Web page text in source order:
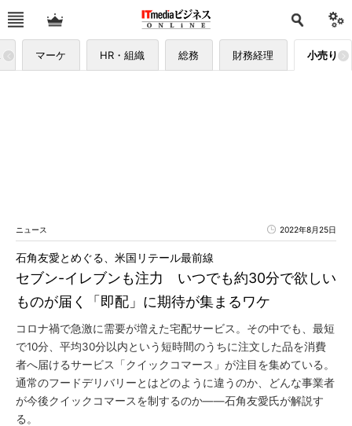
マーケ HR・組織 総務 財務経理 小売り
ニュース 2022年8月25日
セブン-イレブンも注力 いつでも約30分で欲しい
ものが届く「即配」に期待が集まるワケ
石角友愛とめぐる、米国リテール最前線
コロナ禍で急激に需要が増えた宅配サービス。その中でも、最短
で10分、平均30分以内という短時間のうちに注文した品を消費
者へ届けるサービス「クイックコマース」が注目を集めている。
通常のフードデリバリーとはどのように違うのか、どんな事業者
が今後クイックコマースを制するのか――石角友愛氏が解説す
る。